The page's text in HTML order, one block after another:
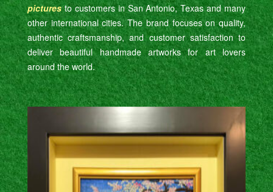
picturesto customers in San Antonio, Texas and many
other international cities. The brand focuses on quality,
authentic craftsmanship, and customer satisfaction to
deliver beautiful handmade artworks for art lovers
around the world.